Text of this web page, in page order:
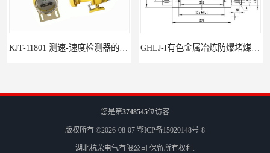
KJT-11801 测速-速度检测器的技术参数与应用 GHLJ-I‌有色金属冶炼防爆堵煤开关的应用
您是第3748545位访客
版权所有 ©2026-08-07 鄂ICP备15020148号-8
湖北杭荣电气有限公司 保留所有权利.